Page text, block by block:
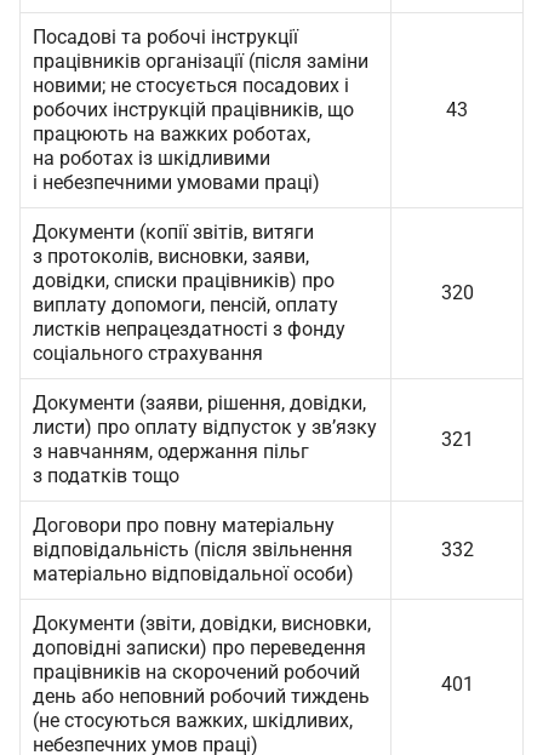
Посадові та робочі інструкції
працівників організації (після заміни
новими; не стосується посадових і
робочих інструкцій працівників, що
працюють на важких роботах,
на роботах із шкідливими
і небезпечними умовами праці)
43
Документи (копії звітів, витяги
з протоколів, висновки, заяви,
довідки, списки працівників) про
виплату допомоги, пенсій, оплату
листків непрацездатності з фонду
соціального страхування
320
Документи (заяви, рішення, довідки,
листи) про оплату відпусток у зв’язку
з навчанням, одержання пільг
з податків тощо
321
Договори про повну матеріальну
відповідальність (після звільнення
матеріально відповідальної особи)
332
Документи (звіти, довідки, висновки,
доповідні записки) про переведення
працівників на скорочений робочий
день або неповний робочий тиждень
(не стосуються важких, шкідливих,
небезпечних умов праці)
401